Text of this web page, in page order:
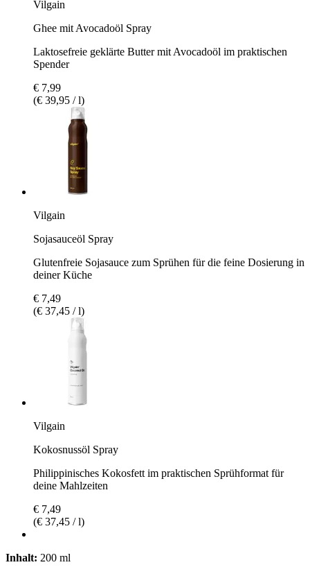
Vilgain
Ghee mit Avocadoöl Spray
Laktosefreie geklärte Butter mit Avocadoöl im praktischen
Spender
€ 7,99
(€ 39,95 / l)
Vilgain
Sojasauceöl Spray
Glutenfreie Sojasauce zum Sprühen für die feine Dosierung in
deiner Küche
€ 7,49
(€ 37,45 / l)
Vilgain
Kokosnussöl Spray
Philippinisches Kokosfett im praktischen Sprühformat für
deine Mahlzeiten
€ 7,49
(€ 37,45 / l)
Inhalt: 200 ml